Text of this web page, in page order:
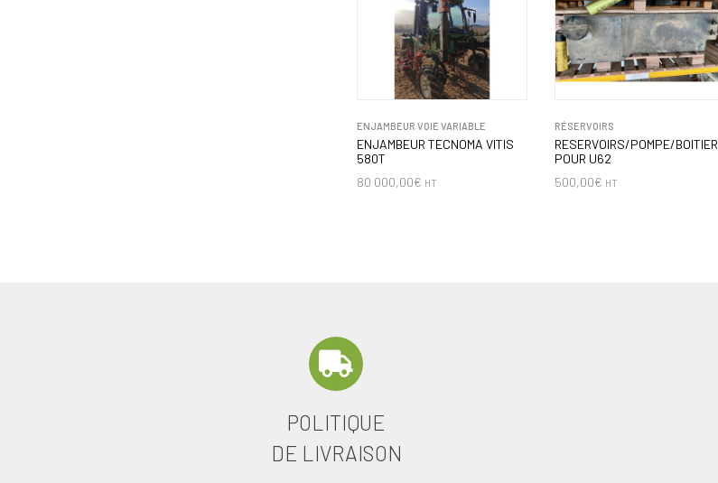
ENJAMBEUR VOIE VARIABLE
ENJAMBEUR TECNOMA VITIS
580T
80 000,00€ HT
RÉSERVOIRS
RESERVOIRS/POMPE/BOITIER
POUR U62
500,00€ HT
POLITIQUE
DE LIVRAISON